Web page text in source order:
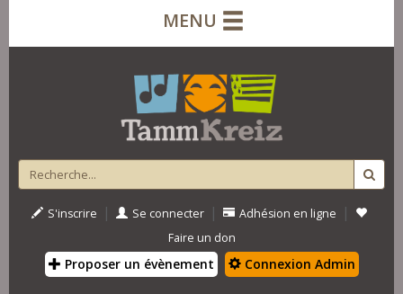
MENU
S'inscrire | Se connecter | Adhésion en ligne |
Faire un don
Proposer un évènement Connexion Admin